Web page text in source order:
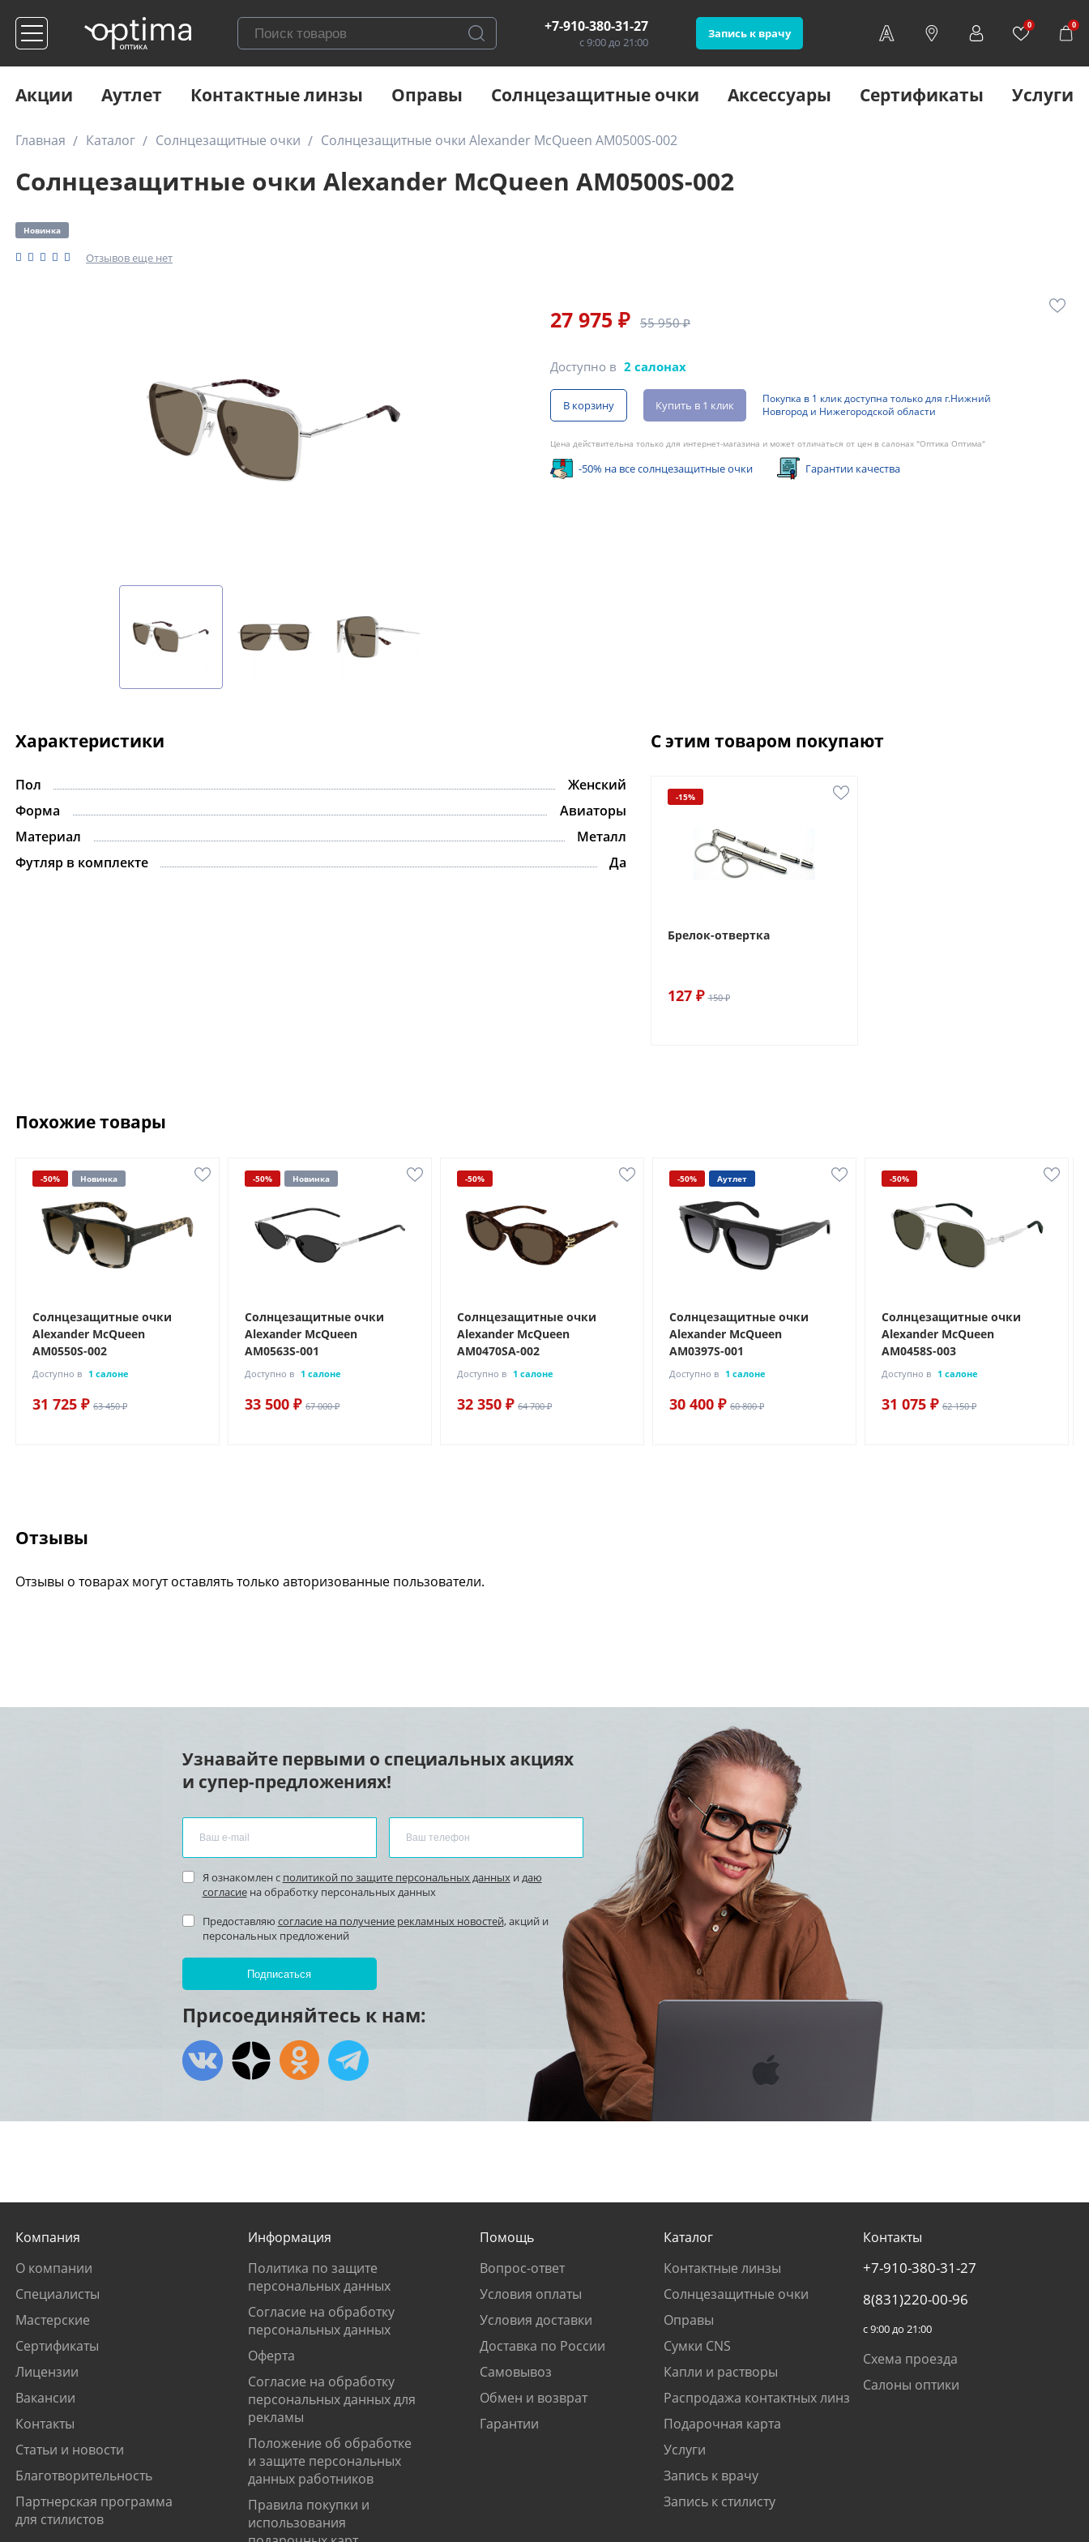
+7-910-380-31-27
с 9:00 до 21:00
Запись к врачу
0 0
Акции Аутлет Контактные линзы Оправы Солнцезащитные очки Аксессуары Сертификаты Услуги
Главная Каталог Солнцезащитные очки Солнцезащитные очки Alexander McQueen AM0500S-002
Солнцезащитные очки Alexander McQueen AM0500S-002
Новинка
Отзывов еще нет
27 975 ₽ 55 950 ₽
Доступно в 2 салонах
В корзину Купить в 1 клик
Покупка в 1 клик доступна только для г.Нижний
Новгород и Нижегородской области
Цена действительна только для интернет-магазина и может отличаться от цен в салонах "Оптика Оптима"
-50% на все солнцезащитные очки Гарантии качества
Характеристики
Пол
Женский
Форма
Авиаторы
Материал
Металл
Футляр в комплекте
Да
С этим товаром покупают
-15%
Брелок-отвертка
127 ₽ 150 ₽
Похожие товары
-50% Новинка
Солнцезащитные очки
Alexander McQueen
AM0550S-002
Доступно в 1 салоне
31 725 ₽ 63 450 ₽
-50% Новинка
Солнцезащитные очки
Alexander McQueen
AM0563S-001
Доступно в 1 салоне
33 500 ₽ 67 000 ₽
-50%
Солнцезащитные очки
Alexander McQueen
AM0470SA-002
Доступно в 1 салоне
32 350 ₽ 64 700 ₽
-50% Аутлет
Солнцезащитные очки
Alexander McQueen
AM0397S-001
Доступно в 1 салоне
30 400 ₽ 60 800 ₽
-50%
Солнцезащитные очки
Alexander McQueen
AM0458S-003
Доступно в 1 салоне
31 075 ₽ 62 150 ₽
Отзывы
Отзывы о товарах могут оставлять только авторизованные пользователи.
Узнавайте первыми о специальных акциях
и супер-предложениях!
Я ознакомлен с политикой по защите персональных данных и даю
согласиена обработку персональных данных
Предоставляю согласие на получение рекламных новостей, акций и
персональных предложений
Присоединяйтесь к нам:
Компания
О компании
Специалисты
Мастерские
Сертификаты
Лицензии
Вакансии
Контакты
Статьи и новости
Благотворительность
Партнерская программа
для стилистов
Информация
Политика по защите
персональных данных
Согласие на обработку
персональных данных
Оферта
Согласие на обработку
персональных данных для
рекламы
Положение об обработке
и защите персональных
данных работников
Правила покупки и
использования
Помощь
Вопрос-ответ
Условия оплаты
Условия доставки
Доставка по России
Самовывоз
Обмен и возврат
Гарантии
Каталог
Контактные линзы
Солнцезащитные очки
Оправы
Сумки CNS
Капли и растворы
Распродажа контактных линз
Подарочная карта
Услуги
Запись к врачу
Запись к стилисту
Контакты
+7-910-380-31-27
8(831)220-00-96
с 9:00 до 21:00
Схема проезда
Салоны оптики